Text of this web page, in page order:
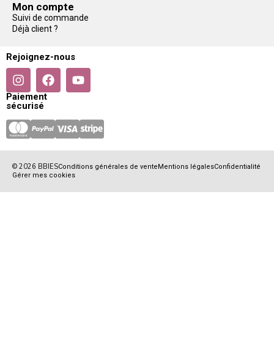
Mon compte
Suivi de commande
Déjà client ?
Rejoignez-nous
Paiement
sécurisé
© 2026 BBIESConditions générales de vente Mentions légalesConfidentialité
Gérer mes cookies